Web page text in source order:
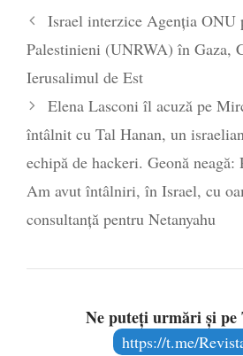
Israel interzice Agenția ONU
Palestinieni (UNRWA) în Gaza,
Ierusalimul de Est
Elena Lasconi îl acuză pe
întâlnit cu Tal Hanan, un
echipă de hackeri. Geonă neagă:
Am avut întâlniri, în Israel, cu
consultanță pentru Netanyahu
Ne puteți urmări și pe
https://t.me/